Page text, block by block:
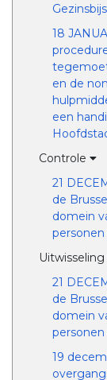
18
en de
een
Controle
21
de
domein
personen
21
de
domein
personen
19